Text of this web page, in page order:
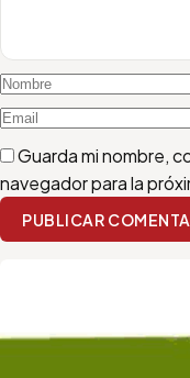
Guarda mi nombre,
navegador para la
PUBLICAR